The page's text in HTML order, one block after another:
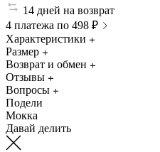
14 дней на возврат
4 платежа по 498 ₽
Характеристики
Размер
Возврат и обмен
Отзывы
Вопросы
Подели
Мокка
Давай делить